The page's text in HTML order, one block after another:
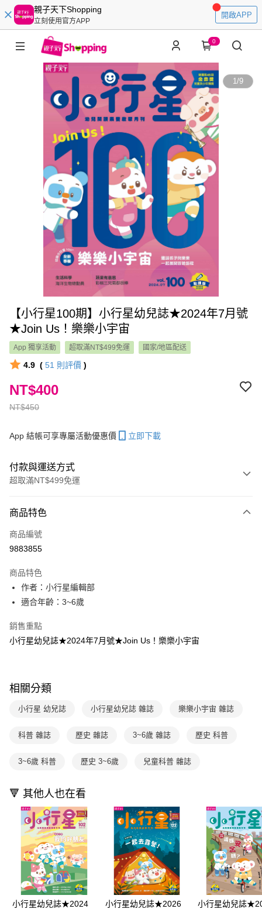
親子天下Shopping
立刻使用官方APP
開啟APP
0
1/9
【小行星100期】小行星幼兒誌★2024年7月號
★Join Us！樂樂小宇宙
App 獨享活動 超取滿NT$499免運 國家/地區配送
4.9 ( 51 則評價 )
NT$450
NT$400
App 結帳可享專屬活動優惠價 立即下載
付款與運送方式
超取滿NT$499免運
信用卡一次付款
LINE Pay
大哥付你分期
相關說明
1.本服務由台灣大哥大提供，台灣大哥大用戶可立即使用無須另外申請。
流程，驗證手機門號後，選擇欲分期的期數、繳款截止日，確認付款後即完
消。如遇「轉專審核」未通過狀況，表示未達大哥付你分期系統評分，恕無
【繳款方式說明】
2.透過簡訊連結打開帳單後，可選擇「超商條碼／台灣大直營門市／銀行轉
用戶於交易時，得透過本服務購買商品或服務，並由商店將買賣／分期付款
2.基於同意付款使用「大哥付你分期」之契約關係目的，商店將以您的個人
資料（包含姓名、電話或地址）提供予台灣大哥大進項蒐集、處理及利用，
由本公司與您本人進行分期帳單所需資料之確認、核對及更正。
3.完整用戶服務條款，請詳閱以下連結：https://oppay.tw/userRule
AFTEE先享後付
相關說明
２．便利：只要手機號碼，簡訊認證，即可結帳。
１．於結帳方式選擇「AFTEE先享後付」後，將跳轉至「AFTEE先享後付」
３．收到繳費通知簡訊後14天內，點擊此簡訊中的連結，可透過四大超商／
購買商品的店家。未經商家同意取消之訂單仍視為有效，需透過AFTEE先享
後付繳納相關費用。
※ 交易是否成功請以「AFTEE先享後付 」之結帳頁面顯示為準，若有關於
是否繳費成功／繳費後需取消欲退款等相關疑問，請聯繫「AFTEE先享後付
客戶支援中心」https://netprotections.freshdesk.com/support/home
【注意事項】
１．透過由恩沛科技股份有限公司提供之「AFTEE先享後付」服務完成之交
易，需依本服務之必要範圍內提供個人資料，並將交易相關給付款項請求債
權轉讓予恩沛科技股份有限公司。
２．關於個人資料處理事宜，請瀏覽以下網址：
運送方式
付款後全家取貨｜8/8-8/14運費優惠，結帳滿499即享免運。
付款後7-11取貨
每筆NT$70，滿NT$800(含以上)免運費
每筆NT$70，滿NT$800(含以上)免運費
離島宅配（澎湖、金門、馬祖、小琉球；不適用於郵局i郵箱）
每筆NT$200
海外包裹航空運送 查看運費
商品特色
商品編號
9883855
商品特色
作者：小行星編輯部
適合年齡：3~6歲
銷售重點
小行星幼兒誌★2024年7月號★Join Us！樂樂小宇宙
相關分類
小行星 幼兒誌 小行星幼兒誌 雜誌 樂樂小宇宙 雜誌
科普 雜誌 歷史 雜誌 3~6歲 雜誌 歷史 科普
3~6歲 科普 歷史 3~6歲 兒童科普 雜誌
🔻 其他人也在看
小行星幼兒誌★2024
小行星幼兒誌★2026
小行星幼兒誌